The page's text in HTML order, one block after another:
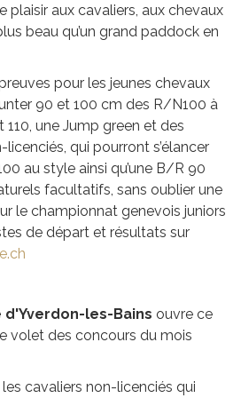
plaisir aux cavaliers, aux chevaux
beau qu’un grand paddock en
pour les jeunes chevaux
90 et 100 cm des R/N100 à
110, une Jump green et des
qui pourront s’élancer
au style ainsi qu’une B/R 90
facultatifs, sans oublier une
le championnat genevois juniors
de départ et résultats sur
les-Bains ouvre ce
volet des concours du mois
cavaliers non-licenciés qui